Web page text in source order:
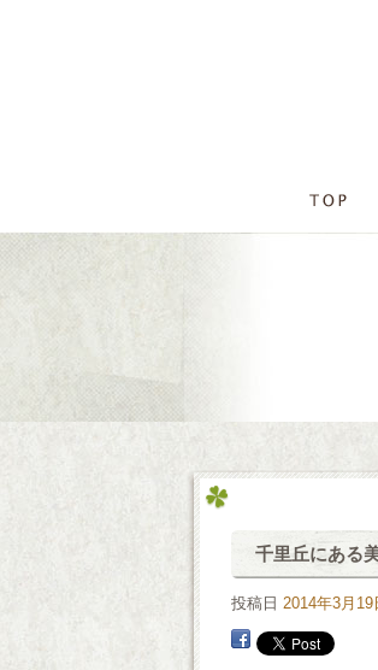
千里丘にある
投稿日 2014年3月19